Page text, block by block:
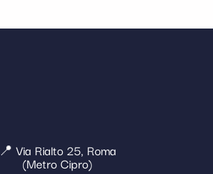
📍 Via Rialto 25, Roma
(Metro Cipro)